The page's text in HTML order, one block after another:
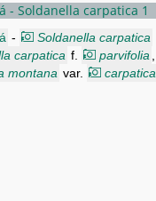
- Soldanella carpatica 1
-
Soldanella carpatica
carpatica f. parvifolia
montana var. carpatica